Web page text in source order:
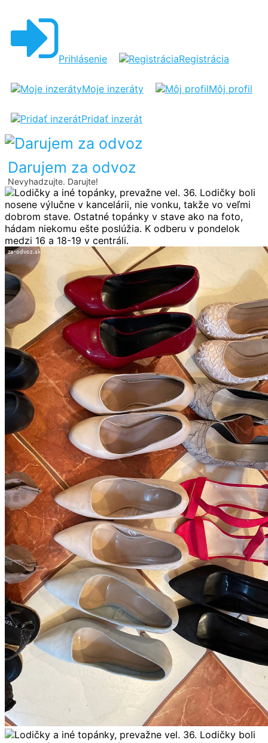
Prihlásenie Registrácia
Moje inzeráty Môj profil
Pridať inzerát
Darujem za odvoz
Nevyhadzujte. Darujte!
INÉ
PREVAŽNE